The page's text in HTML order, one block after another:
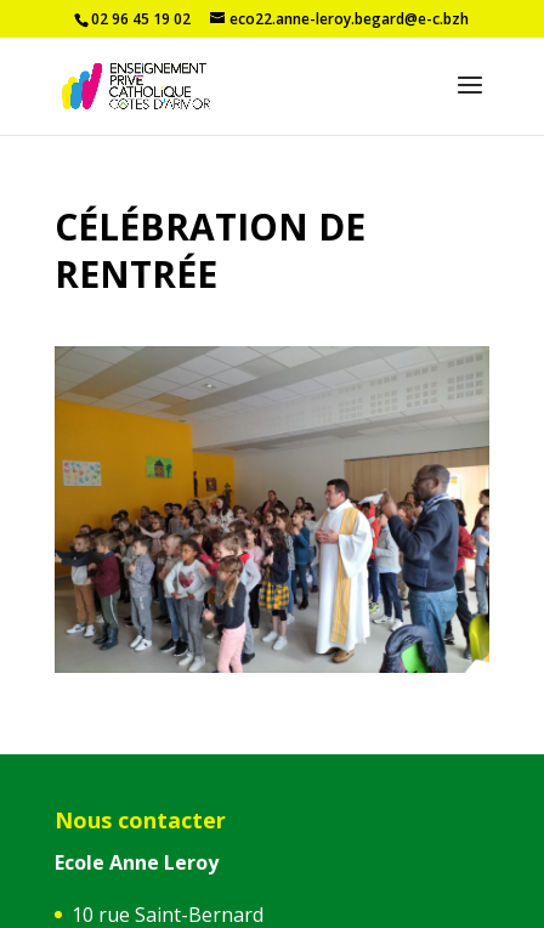
02 96 45 19 02 eco22.anne-leroy.begard@e-c.bzh
CÉLÉBRATION DE
RENTRÉE
Nous contacter
Ecole Anne Leroy
10 rue Saint-Bernard